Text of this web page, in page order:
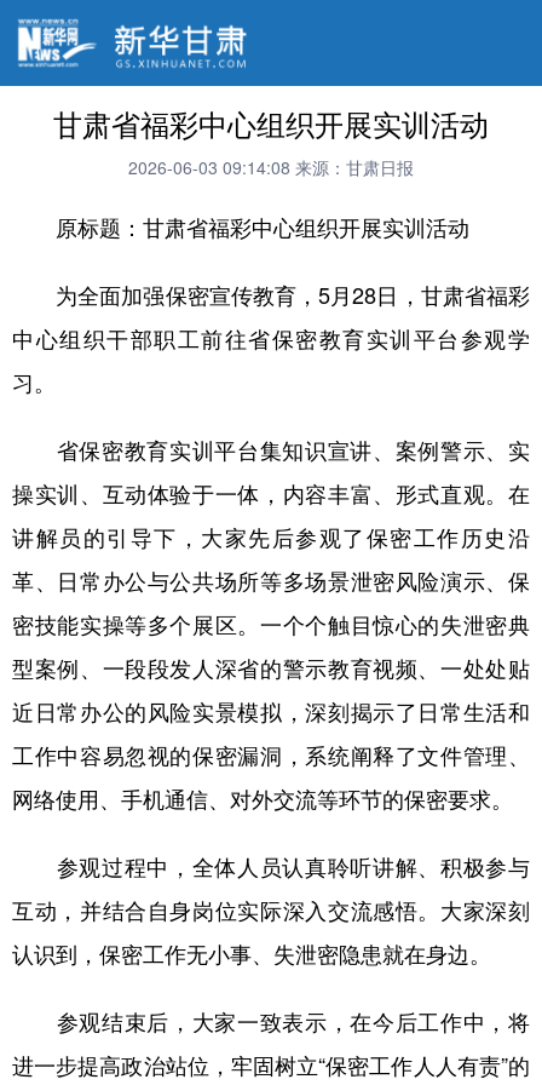
甘肃省福彩中心组织开展实训活动
2026-06-03 09:14:08 来源：甘肃日报
原标题：甘肃省福彩中心组织开展实训活动
为全面加强保密宣传教育，5月28日，甘肃省福彩
中心组织干部职工前往省保密教育实训平台参观学
习。
省保密教育实训平台集知识宣讲、案例警示、实
操实训、互动体验于一体，内容丰富、形式直观。在
讲解员的引导下，大家先后参观了保密工作历史沿
革、日常办公与公共场所等多场景泄密风险演示、保
密技能实操等多个展区。一个个触目惊心的失泄密典
型案例、一段段发人深省的警示教育视频、一处处贴
近日常办公的风险实景模拟，深刻揭示了日常生活和
工作中容易忽视的保密漏洞，系统阐释了文件管理、
网络使用、手机通信、对外交流等环节的保密要求。
参观过程中，全体人员认真聆听讲解、积极参与
互动，并结合自身岗位实际深入交流感悟。大家深刻
认识到，保密工作无小事、失泄密隐患就在身边。
参观结束后，大家一致表示，在今后工作中，将
进一步提高政治站位，牢固树立“保密工作人人有责”的